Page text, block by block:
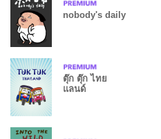
nobody's daily
ตุ๊ก ตุ๊ก ไทย
แลนด์